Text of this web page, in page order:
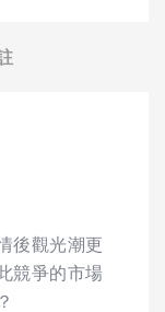
後觀光潮更
競爭的市場
？